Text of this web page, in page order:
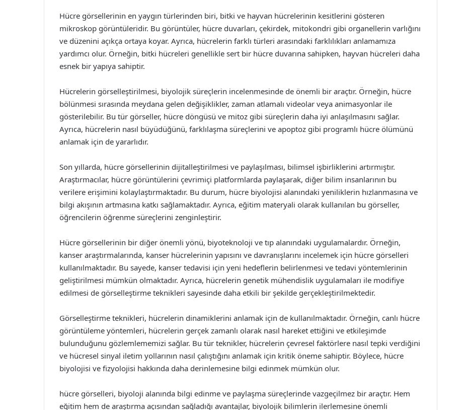
Hücre görsellerinin en yaygın türlerinden biri, bitki ve hayvan hücrelerinin kesitlerini gösteren
mikroskop görüntüleridir. Bu görüntüler, hücre duvarları, çekirdek, mitokondri gibi organellerin varlığını
ve düzenini açıkça ortaya koyar. Ayrıca, hücrelerin farklı türleri arasındaki farklılıkları anlamamıza
yardımcı olur. Örneğin, bitki hücreleri genellikle sert bir hücre duvarına sahipken, hayvan hücreleri daha
esnek bir yapıya sahiptir.
Hücrelerin görselleştirilmesi, biyolojik süreçlerin incelenmesinde de önemli bir araçtır. Örneğin, hücre
bölünmesi sırasında meydana gelen değişiklikler, zaman atlamalı videolar veya animasyonlar ile
gösterilebilir. Bu tür görseller, hücre döngüsü ve mitoz gibi süreçlerin daha iyi anlaşılmasını sağlar.
Ayrıca, hücrelerin nasıl büyüdüğünü, farklılaşma süreçlerini ve apoptoz gibi programlı hücre ölümünü
anlamak için de yararlıdır.
Son yıllarda, hücre görsellerinin dijitalleştirilmesi ve paylaşılması, bilimsel işbirliklerini artırmıştır.
Araştırmacılar, hücre görüntülerini çevrimiçi platformlarda paylaşarak, diğer bilim insanlarının bu
verilere erişimini kolaylaştırmaktadır. Bu durum, hücre biyolojisi alanındaki yeniliklerin hızlanmasına ve
bilgi akışının artmasına katkı sağlamaktadır. Ayrıca, eğitim materyali olarak kullanılan bu görseller,
öğrencilerin öğrenme süreçlerini zenginleştirir.
Hücre görsellerinin bir diğer önemli yönü, biyoteknoloji ve tıp alanındaki uygulamalardır. Örneğin,
kanser araştırmalarında, kanser hücrelerinin yapısını ve davranışlarını incelemek için hücre görselleri
kullanılmaktadır. Bu sayede, kanser tedavisi için yeni hedeflerin belirlenmesi ve tedavi yöntemlerinin
geliştirilmesi mümkün olmaktadır. Ayrıca, hücrelerin genetik mühendislik uygulamaları ile modifiye
edilmesi de görselleştirme teknikleri sayesinde daha etkili bir şekilde gerçekleştirilmektedir.
Görselleştirme teknikleri, hücrelerin dinamiklerini anlamak için de kullanılmaktadır. Örneğin, canlı hücre
görüntüleme yöntemleri, hücrelerin gerçek zamanlı olarak nasıl hareket ettiğini ve etkileşimde
bulunduğunu gözlemlememizi sağlar. Bu tür teknikler, hücrelerin çevresel faktörlere nasıl tepki verdiğini
ve hücresel sinyal iletim yollarının nasıl çalıştığını anlamak için kritik öneme sahiptir. Böylece, hücre
biyolojisi ve fizyolojisi hakkında daha derinlemesine bilgi edinmek mümkün olur.
hücre görselleri, biyoloji alanında bilgi edinme ve paylaşma süreçlerinde vazgeçilmez bir araçtır. Hem
eğitim hem de araştırma açısından sağladığı avantajlar, biyolojik bilimlerin ilerlemesine önemli